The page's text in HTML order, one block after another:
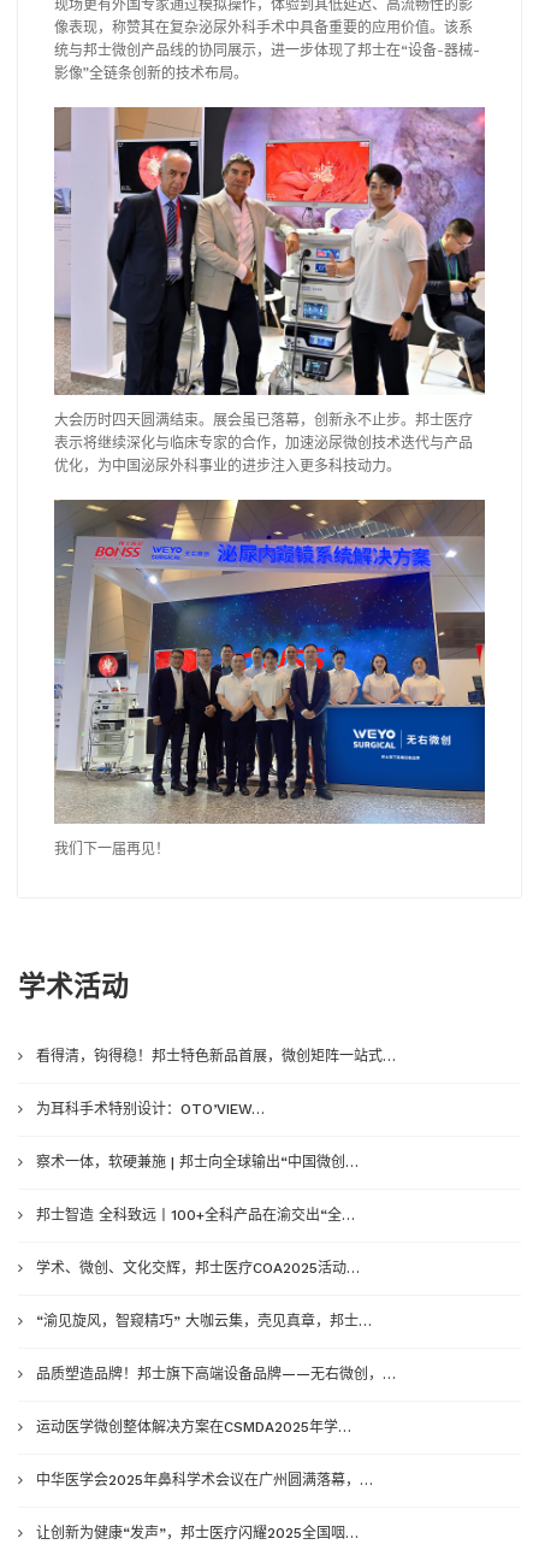
现场更有外国专家通过模拟操作，体验到其低延迟、高流畅性的影
像表现，称赞其在复杂泌尿外科手术中具备重要的应用价值。该系
统与邦士微创产品线的协同展示，进一步体现了邦士在“设备-器械-
影像”全链条创新的技术布局。
大会历时四天圆满结束。展会虽已落幕，创新永不止步。邦士医疗
表示将继续深化与临床专家的合作，加速泌尿微创技术迭代与产品
优化，为中国泌尿外科事业的进步注入更多科技动力。
我们下一届再见！
学术活动
看得清，钩得稳！邦士特色新品首展，微创矩阵一站式…
为耳科手术特别设计：OTO’VIEW…
察术一体，软硬兼施 | 邦士向全球输出“中国微创…
邦士智造 全科致远丨100+全科产品在渝交出“全…
学术、微创、文化交辉，邦士医疗COA2025活动…
“渝见旋风，智窥精巧” 大咖云集，壳见真章，邦士…
品质塑造品牌！邦士旗下高端设备品牌——无右微创，…
运动医学微创整体解决方案在CSMDA2025年学…
中华医学会2025年鼻科学术会议在广州圆满落幕，…
让创新为健康“发声”，邦士医疗闪耀2025全国咽…